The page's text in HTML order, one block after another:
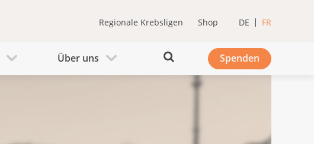
Regionale Krebsligen Shop DE FR
Über uns Spenden